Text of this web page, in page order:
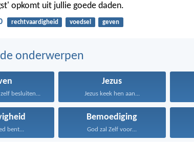
opkomt uit jullie goede daden.
rechtvaardigheid voedsel geven
onderwerpen
besluiten...
Jezus
Jezus keek hen aan...
bent...
Bemoediging
God zal Zelf voor...